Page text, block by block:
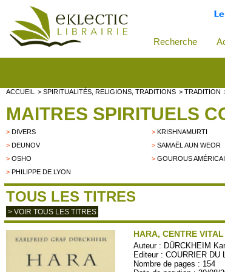
Recherche
ACCUEIL > SPIRITUALITÉS, RELIGIONS, TRADITIONS > TRADITION
MAITRES SPIRITUELS
> DIVERS >KRISHNAMURTI
> DEUNOV >SAMAËL AUN WEOR
> OSHO >GOUROUS
> PHILIPPE DE LYON
TOUS LES TITRES
> VOIR TOUS LES TITRES
HARA, CENTRE
Auteur : DÜRCKHEIM
Editeur :COURRIER DU
Nombre de pages : 154